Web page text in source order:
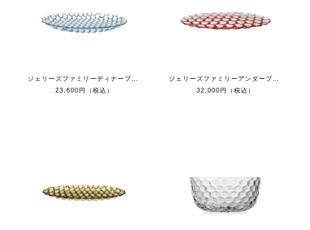
ジェリーズファミリーディナープレート(４枚セット）
23,600円（税込）
ジェリーズファミリーアンダープレート（４枚セット）
32,000円（税込）